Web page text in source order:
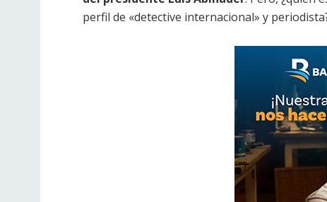
perfil de «detective internacional» y